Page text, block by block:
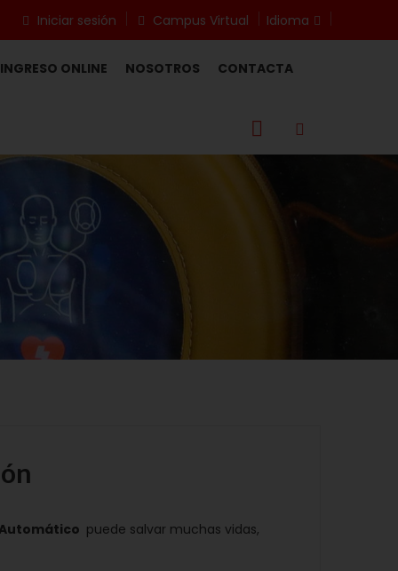
Iniciar sesión Campus Virtual Idioma
INGRESO ONLINE NOSOTROS CONTACTA
puede salvar muchas vidas,